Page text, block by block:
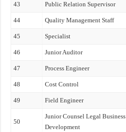
43 Public Relation Supervisor
44 Quality Management Staff
45 Specialist
46 Junior Auditor
47 Process Engineer
48 Cost Control
49 Field Engineer
50
Junior Counsel Legal Business
Development